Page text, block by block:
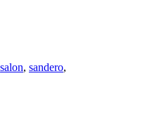
salon, sandero,